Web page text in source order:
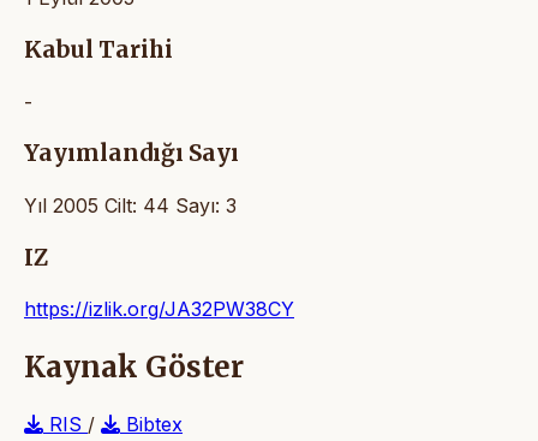
Kabul Tarihi
-
Yayımlandığı Sayı
Yıl 2005 Cilt: 44 Sayı: 3
IZ
https://izlik.org/JA32PW38CY
Kaynak Göster
RIS /
Bibtex